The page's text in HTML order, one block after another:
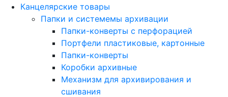
Канцелярские товары
Папки и системемы архивации
Папки-конверты с перфорацией
Портфели пластиковые, картонные
Папки-конверты
Коробки архивные
Механизм для архивирования и
сшивания